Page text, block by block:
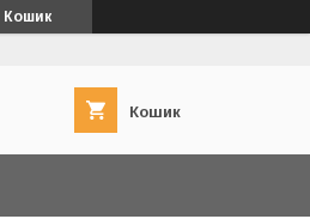
Кошик
Кошик